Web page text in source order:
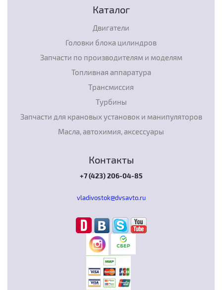
Каталог
Двигатели
Головки блока цилиндров
Запчасти по производителям и моделям
Топливная аппаратура
Трансмиссия
Турбины
Запчасти для крановых установок и манипуляторов
Масла, автохимия, аксессуары
Контакты
+7 (423) 206-04-85
vladivostok@dvsavto.ru